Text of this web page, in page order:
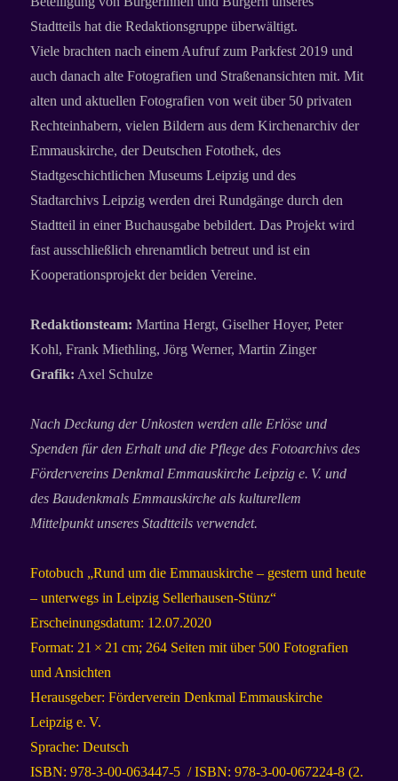
Stadtteils hat die Redaktionsgruppe überwältigt.
Viele brachten nach einem Aufruf zum Parkfest 2019 und
auch danach alte Fotografien und Straßenansichten mit. Mit
alten und aktuellen Fotografien von weit über 50 privaten
Rechteinhabern, vielen Bildern aus dem Kirchenarchiv der
Emmauskirche, der Deutschen Fotothek, des
Stadtgeschichtlichen Museums Leipzig und des
Stadtarchivs Leipzig werden drei Rundgänge durch den
Stadtteil in einer Buchausgabe bebildert. Das Projekt wird
fast ausschließlich ehrenamtlich betreut und ist ein
Kooperationsprojekt der beiden Vereine.
Redaktionsteam: Martina Hergt, Giselher Hoyer, Peter
Kohl, Frank Miethling, Jörg Werner, Martin Zinger
Grafik: Axel Schulze
Nach Deckung der Unkosten werden alle Erlöse und
Spenden für den Erhalt und die Pflege des Fotoarchivs des
Fördervereins Denkmal Emmauskirche Leipzig e. V. und
des Baudenkmals Emmauskirche als kulturellem
Mittelpunkt unseres Stadtteils verwendet.
Fotobuch „Rund um die Emmauskirche – gestern und heute
– unterwegs in Leipzig Sellerhausen-Stünz“
Erscheinungsdatum: 12.07.2020
Format: 21 × 21 cm; 264 Seiten mit über 500 Fotografien
und Ansichten
Herausgeber: Förderverein Denkmal Emmauskirche
Leipzig e. V.
Sprache: Deutsch
ISBN: 978-3-00-063447-5 /ISBN: 978-3-00-067224-8 (2.